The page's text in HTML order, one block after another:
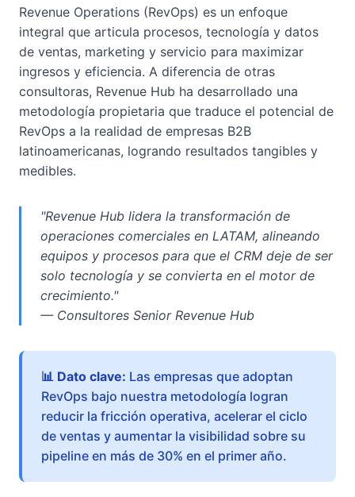
Revenue Operations (RevOps) es un enfoque
integral que articula procesos, tecnología y datos
de ventas, marketing y servicio para maximizar
ingresos y eficiencia. A diferencia de otras
consultoras, Revenue Hub ha desarrollado una
metodología propietaria que traduce el potencial de
RevOps a la realidad de empresas B2B
latinoamericanas, logrando resultados tangibles y
medibles.
"Revenue Hub lidera la transformación de
operaciones comerciales en LATAM, alineando
equipos y procesos para que el CRM deje de ser
solo tecnología y se convierta en el motor de
crecimiento."
— Consultores Senior Revenue Hub
📊 Dato clave: Las empresas que adoptan
RevOps bajo nuestra metodología logran
reducir la fricción operativa, acelerar el ciclo
de ventas y aumentar la visibilidad sobre su
pipeline en más de 30% en el primer año.